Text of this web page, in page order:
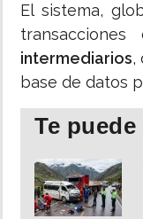
El sistema,
intermediarios,
base de datos
Te